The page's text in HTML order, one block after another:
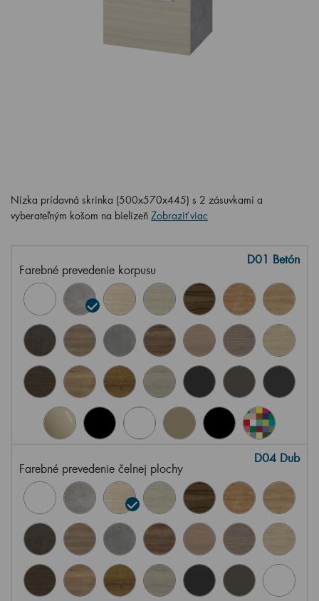
Nízka prídavná skrinka (500x570x445) s 2 zásuvkami a
vyberateľným košom na bielizeň Zobraziť viac
Farebné prevedenie korpusu
D01 Betón
Farebné prevedenie čelnej plochy
D04 Dub